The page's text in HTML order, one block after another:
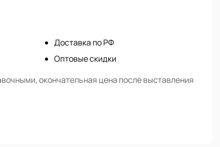
Доставка по РФ
Оптовые скидки
окончательная цена после выставления